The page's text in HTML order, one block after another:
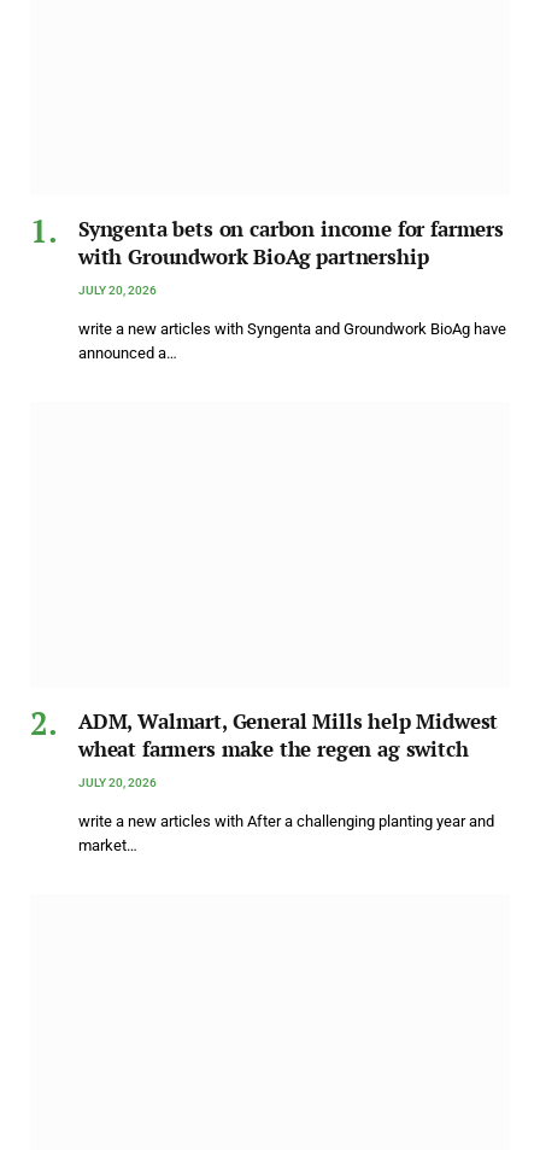
Syngenta bets on carbon income for farmers
with Groundwork BioAg partnership
JULY 20, 2026
write a new articles with Syngenta and Groundwork BioAg have
announced a…
ADM, Walmart, General Mills help Midwest
wheat farmers make the regen ag switch
JULY 20, 2026
write a new articles with After a challenging planting year and
market…